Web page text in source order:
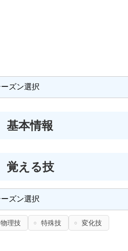
基本情報
覚える技
物理技 特殊技 変化技